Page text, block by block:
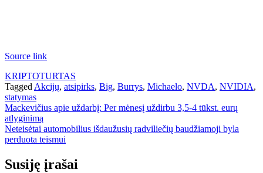
Source link
KRIPTOTURTAS
TaggedAkcijų, atsipirks, Big, Burrys, Michaelo, NVDA, NVIDIA,
statymas
Navigacija
tarp
įrašų
Mackevičius apie uždarbį: Per mėnesį uždirbu 3,5-4 tūkst. eurų
atlyginimą
Neteisėtai automobilius išdaužusių radviliečių baudžiamoji byla
perduota teismui
Susiję įrašai